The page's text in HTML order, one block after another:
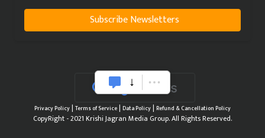
Subscribe Newsletters
Privacy Policy| Terms of Service| Data Policy| Refund & Cancellation Policy
CopyRight - 2021 Krishi Jagran Media Group. All Rights Reserved.